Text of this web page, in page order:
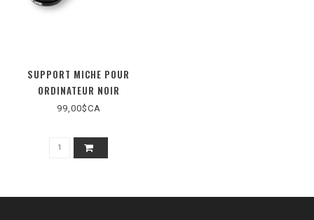
SUPPORT MICHE POUR
ORDINATEUR NOIR
99,00$CA